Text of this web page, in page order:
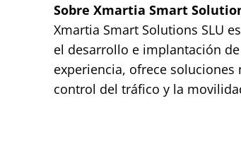
Sobre Xmartia Smart
Xmartia Smart Solutions SLU
el desarrollo e implantación
experiencia, ofrece
control del tráfico y la